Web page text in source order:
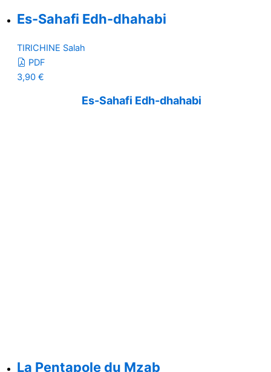
Es-Sahafi Edh-dhahabi
TIRICHINE Salah
PDF
3,90 €
Es-Sahafi Edh-dhahabi
La Pentapole du Mzab